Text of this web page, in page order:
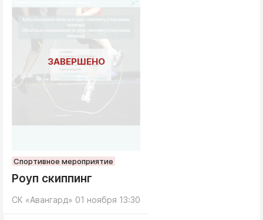
Спортивное мероприятие
Роуп скиппинг
01 ноября 13:30
СК «Авангард»